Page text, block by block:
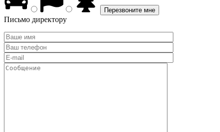
Письмо директору